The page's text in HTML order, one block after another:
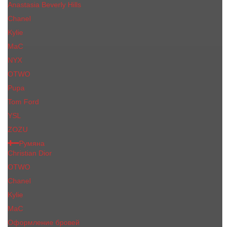
Anastasia Beverly Hills
Chanel
Kylie
MaC
NYX
OTWO
Pupa
Tom Ford
YSL
ZOZU
Румяна
Christian Dior
OTWO
Сhanеl
Kylie
MaC
Оформление бровей